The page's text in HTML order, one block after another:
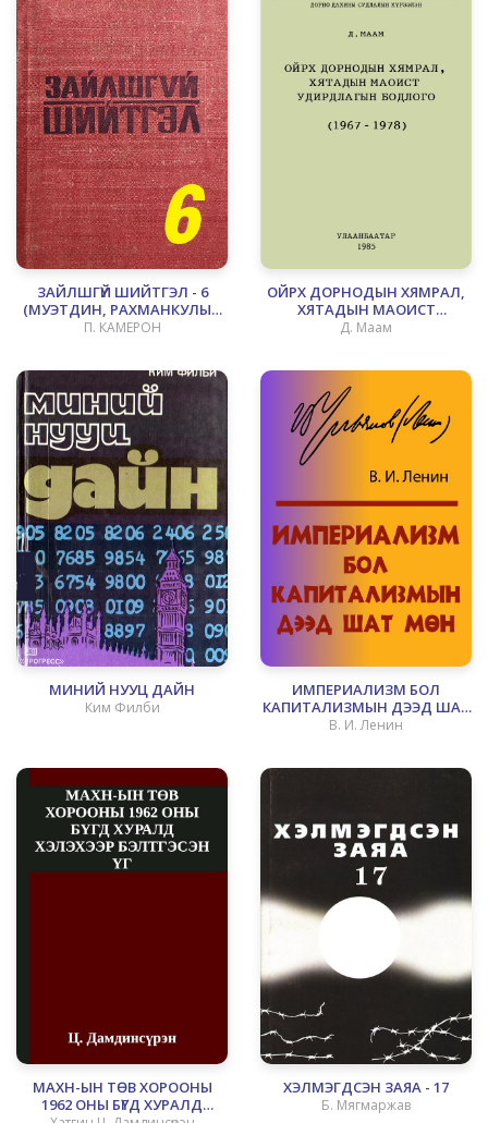
ЗАЙЛШГҮЙ ШИЙТГЭЛ - 6
(МУЭТДИН, РАХМАНКУЛЫН
ДЭЭРЭМЧДИЙГ УСТГАСАН
П. КАМЕРОН
ОЙРХ ДОРНОДЫН ХЯМРАЛ,
ХЯТАДЫН МАОИСТ
УДИРДЛАГЫН БОДЛОГО
Д. Маам
МИНИЙ НУУЦ ДАЙН
Ким Филби
ИМПЕРИАЛИЗМ БОЛ
КАПИТАЛИЗМЫН ДЭЭД ШАТ
МӨН
В. И. Ленин
МАХН-ЫН ТӨВ ХОРООНЫ
1962 ОНЫ БҮГД ХУРАЛД
ХЭЛМЭГДСЭН ЗАЯА - 17
Б. Мягмаржав